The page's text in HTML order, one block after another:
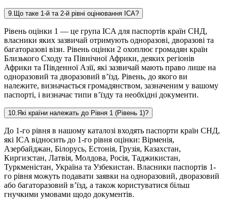
9 Що таке 1-й та 2-й рівні оцінювання ICA?
Рівень оцінки 1 — це група ICA для паспортів країн СНД,
власники яких зазвичай отримують одноразові, дворазові та
багаторазові візи. Рівень оцінки 2 охоплює громадян країн
Близького Сходу та Північної Африки, деяких регіонів
Африки та Південної Азії, які зазвичай мають право лише на
одноразовий та дворазовий в’їзд. Рівень, до якого ви
належите, визначається громадянством, зазначеним у вашому
паспорті, і визначає типи в’їзду та необхідні документи.
10 Які країни належать до Рівня 1 (Рівень 1)?
До 1-го рівня в нашому каталозі входять паспорти країн СНД,
які ICA відносить до 1-го рівня оцінки: Вірменія,
Азербайджан, Білорусь, Естонія, Грузія, Казахстан,
Киргизстан, Латвія, Молдова, Росія, Таджикистан,
Туркменістан, Україна та Узбекистан. Власники паспортів 1-
го рівня можуть подавати заявки на одноразовий, дворазовий
або багаторазовий в’їзд, а також користуватися більш
гнучкими умовами щодо документів.